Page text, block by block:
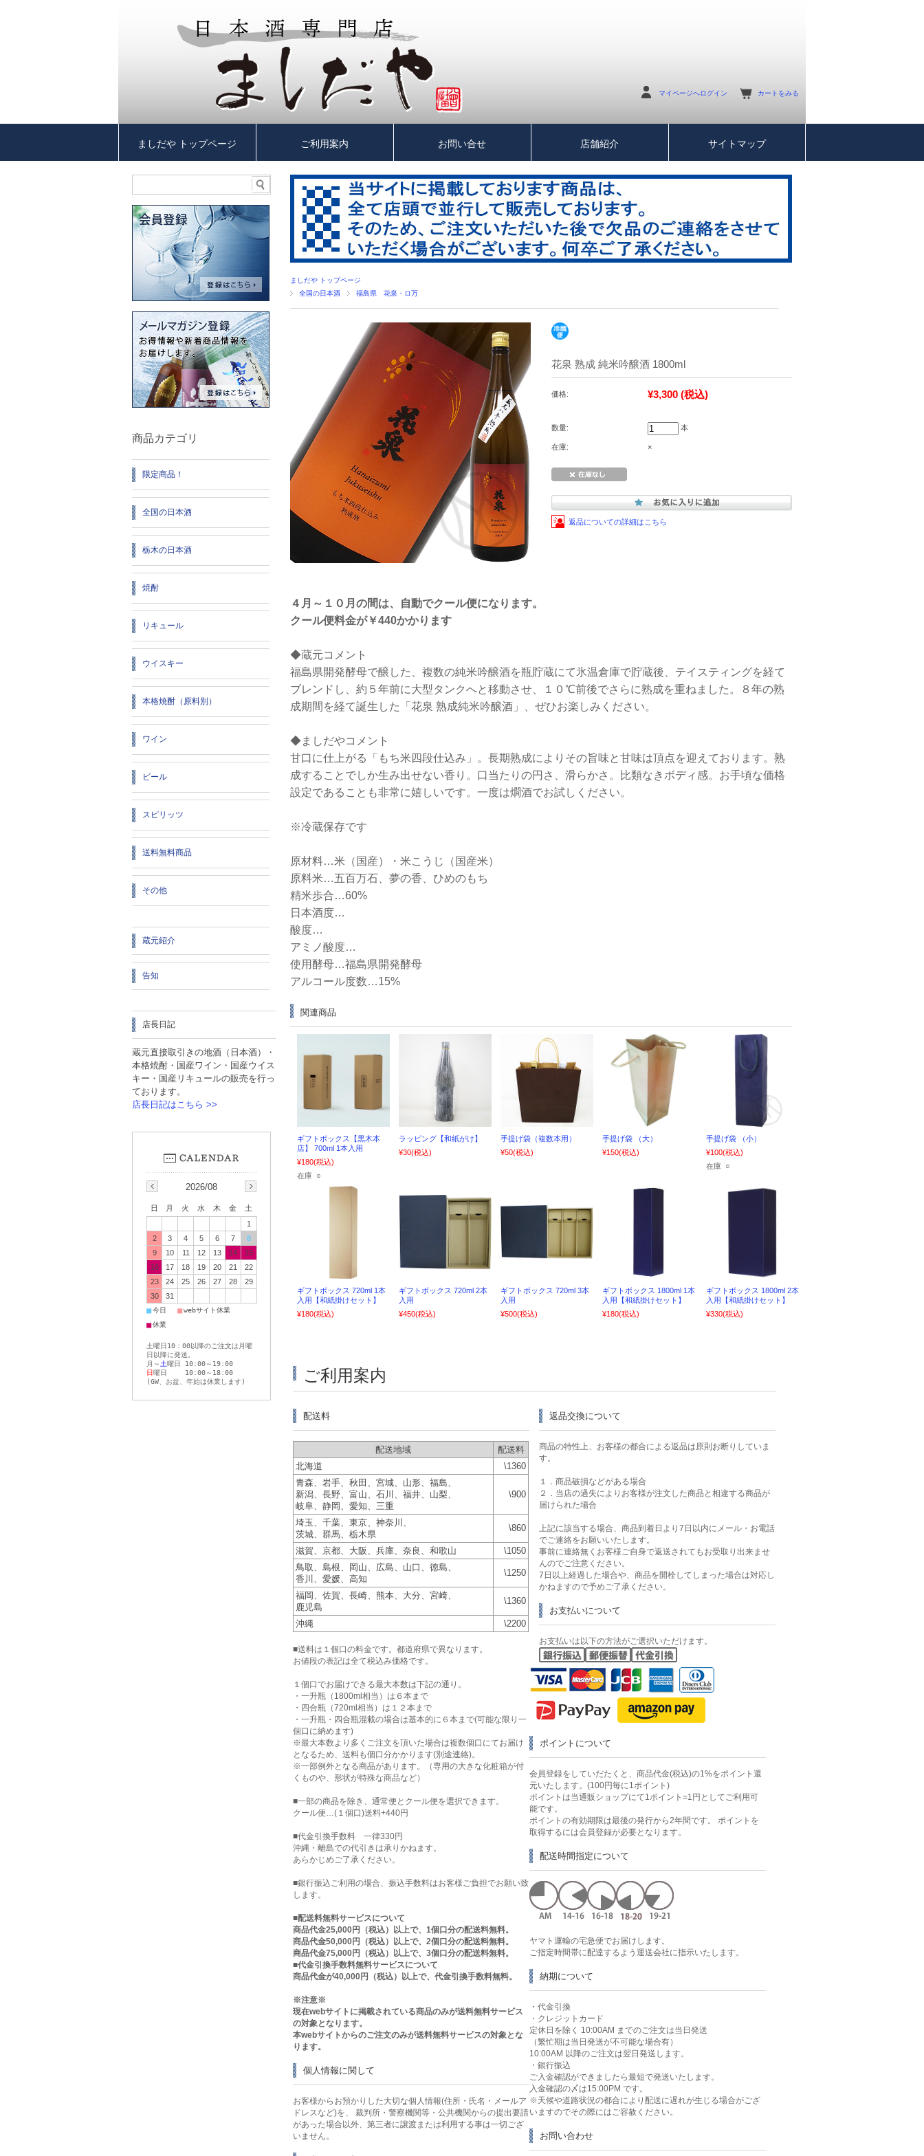
マイページへログイン カートをみる
ましだや トップページ ご利用案内 お問い合せ 店舗紹介 サイトマップ
ましだや トップページ
全国の日本酒
福島県 花泉・ロ万
花泉 熟成 純米吟醸酒 1800ml
価格: ¥3,300 (税込)
数量: 本
在庫: ×
返品についての詳細はこちら
４月～１０月の間は、自動でクール便になります。
クール便料金が￥440かかります
◆蔵元コメント
福島県開発酵母で醸した、複数の純米吟醸酒を瓶貯蔵にて氷温倉庫で貯蔵後、テイスティングを経て
ブレンドし、約５年前に大型タンクへと移動させ、１０℃前後でさらに熟成を重ねました。８年の熟
成期間を経て誕生した「花泉 熟成純米吟醸酒」、ぜひお楽しみください。
◆ましだやコメント
甘口に仕上がる「もち米四段仕込み」。長期熟成によりその旨味と甘味は頂点を迎えております。熟
成することでしか生み出せない香り。口当たりの円さ、滑らかさ。比類なきボディ感。お手頃な価格
設定であることも非常に嬉しいです。一度は燗酒でお試しください。
※冷蔵保存です
原材料…米（国産）・米こうじ（国産米）
原料米…五百万石、夢の香、ひめのもち
精米歩合…60%
日本酒度…
酸度…
アミノ酸度…
使用酵母…福島県開発酵母
アルコール度数…15%
関連商品
ギフトボックス【黒木本
店】 700ml 1本入用
¥180(税込)
在庫 ○
ラッピング【和紙がけ】
¥30(税込)
手提げ袋（複数本用）
¥50(税込)
手提げ袋 （大）
¥150(税込)
手提げ袋 （小）
¥100(税込)
在庫 ○
ギフトボックス 720ml 1本
入用【和紙掛けセット】
¥180(税込)
ギフトボックス 720ml 2本
入用
¥450(税込)
ギフトボックス 720ml 3本
入用
¥500(税込)
ギフトボックス 1800ml 1本
入用【和紙掛けセット】
¥180(税込)
ギフトボックス 1800ml 2本
入用【和紙掛けセット】
¥330(税込)
ご利用案内
配送料
配送地域
配送料
北海道
\1360
青森、岩手、秋田、宮城、山形、福島、
新潟、長野、富山、石川、福井、山梨、
岐阜、静岡、愛知、三重
\900
埼玉、千葉、東京、神奈川、
茨城、群馬、栃木県
\860
滋賀、京都、大阪、兵庫、奈良、和歌山
\1050
鳥取、島根、岡山、広島、山口、徳島、
香川、愛媛、高知
\1250
福岡、佐賀、長崎、熊本、大分、宮崎、
鹿児島
\1360
沖縄 \2200
■送料は１個口の料金です。都道府県で異なります。
お値段の表記は全て税込み価格です。
１個口でお届けできる最大本数は下記の通り。
・一升瓶（1800ml相当）は６本まで
・四合瓶（720ml相当）は１２本まで
・一升瓶・四合瓶混載の場合は基本的に６本まで(可能な限り一
個口に納めます)
※最大本数より多くご注文を頂いた場合は複数個口にてお届け
となるため、送料も個口分かかります(別途連絡)。
※一部例外となる商品があります。（専用の大きな化粧箱が付
くものや、形状が特殊な商品など）
■一部の商品を除き、通常便とクール便を選択できます。
クール便…(１個口)送料+440円
■代金引換手数料 一律330円
沖縄・離島での代引きは承りかねます。
あらかじめご了承ください。
■銀行振込ご利用の場合、振込手数料はお客様ご負担でお願い致
します。
■配送料無料サービスについて
商品代金25,000円（税込）以上で、1個口分の配送料無料。
商品代金50,000円（税込）以上で、2個口分の配送料無料。
商品代金75,000円（税込）以上で、3個口分の配送料無料。
■代金引換手数料無料サービスについて
商品代金が40,000円（税込）以上で、代金引換手数料無料。
※注意※
現在webサイトに掲載されている商品のみが送料無料サービス
の対象となります。
本webサイトからのご注文のみが送料無料サービスの対象とな
ります。
個人情報に関して
お客様からお預かりした大切な個人情報(住所・氏名・メールア
ドレスなど)を、 裁判所・警察機関等・公共機関からの提出要請
があった場合以外、第三者に譲渡または利用する事は一切ござ
いません。
返品交換について
商品の特性上、お客様の都合による返品は原則お断りしていま
す。
１．商品破損などがある場合
２．当店の過失によりお客様が注文した商品と相違する商品が
届けられた場合
上記に該当する場合、商品到着日より7日以内にメール・お電話
でご連絡をお願いいたします。
事前に連絡無くお客様ご自身で返送されてもお受取り出来ませ
んのでご注意ください。
7日以上経過した場合や、商品を開栓してしまった場合は対応し
かねますので予めご了承ください。
お支払いについて
お支払いは以下の方法がご選択いただけます。
ポイントについて
会員登録をしていだたくと、商品代金(税込)の1%をポイント還
元いたします。(100円毎に1ポイント)
ポイントは当通販ショップにて1ポイント=1円としてご利用可
能です。
ポイントの有効期限は最後の発行から2年間です。 ポイントを
取得するには会員登録が必要となります。
配送時間指定について
ヤマト運輸の宅急便でお届けします。
ご指定時間帯に配達するよう運送会社に指示いたします。
納期について
・代金引換
・クレジットカード
定休日を除く 10:00AM までのご注文は当日発送
（繁忙期は当日発送が不可能な場合有）
10:00AM 以降のご注文は翌日発送します。
・銀行振込
ご入金確認ができましたら最短で発送いたします。
入金確認の〆は15:00PM です。
※天候や道路状況の都合により配送に遅れが生じる場合がござ
いますのでその際にはご容赦ください。
お問い合わせ
商品カテゴリ
限定商品！
全国の日本酒
栃木の日本酒
焼酎
リキュール
ウイスキー
本格焼酎（原料別）
ワイン
ビール
スピリッツ
送料無料商品
その他
蔵元紹介
告知
店長日記
蔵元直接取引きの地酒（日本酒）・
本格焼酎・国産ワイン・国産ウイス
キー・国産リキュールの販売を行っ
ております。
店長日記はこちら >>
2026/08
日 月 火 水 木 金
土
1
2
3 4 5 6 7
8
9
10 11 12 13 14
15
16
17 18 19 20 21
22
23
24 25 26 27 28
29
30
31
■今日 ■webサイト休業
■休業
土曜日10：00以降のご注文は月曜
日以降に発送。
月～ 土曜日 10:00～19:00
日曜日 10:00～18:00
(GW、お盆、年始は休業します)